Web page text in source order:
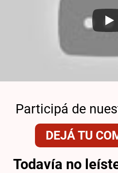
Participá de
DEJÁ TU
Todavía no